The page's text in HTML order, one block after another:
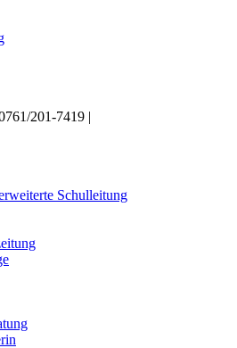
201-7419 |
Schulleitung